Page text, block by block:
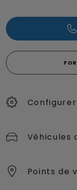
Véhicules
Points de